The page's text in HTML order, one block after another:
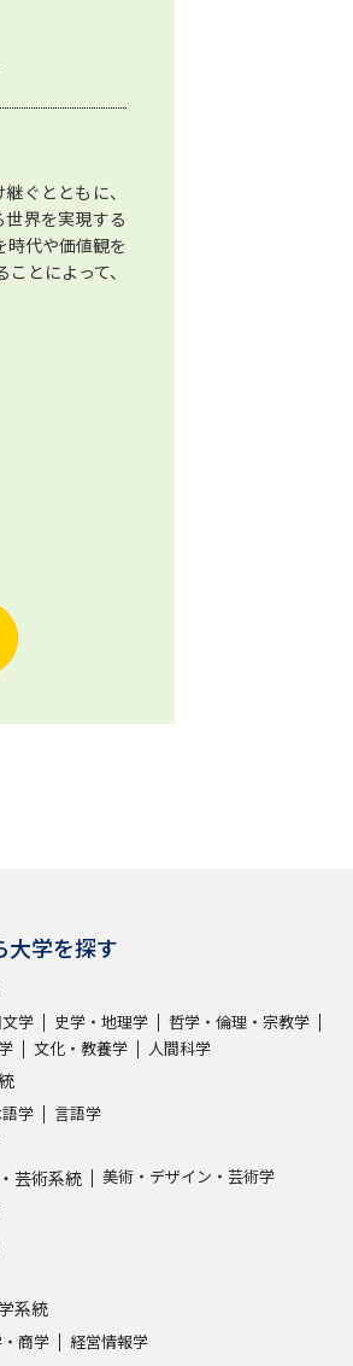
ぐとともに、
界を実現する
時代や価値観を
とによって、
大学を探す
学 史学・地理学
哲学・倫理・宗教学
文化・教養学 人間科学
学 言語学
芸術系統 美術・デザイン・芸術学
系統
商学 経営情報学